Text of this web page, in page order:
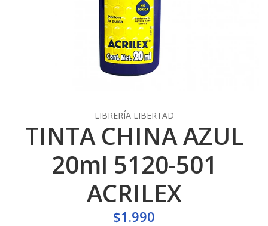
LIBRERÍA LIBERTAD
TINTA CHINA AZUL
20ml 5120-501
ACRILEX
$1.990